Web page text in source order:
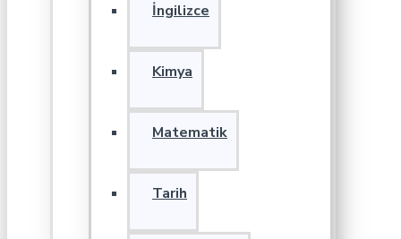
İngilizce
Kimya
Matematik
Tarih